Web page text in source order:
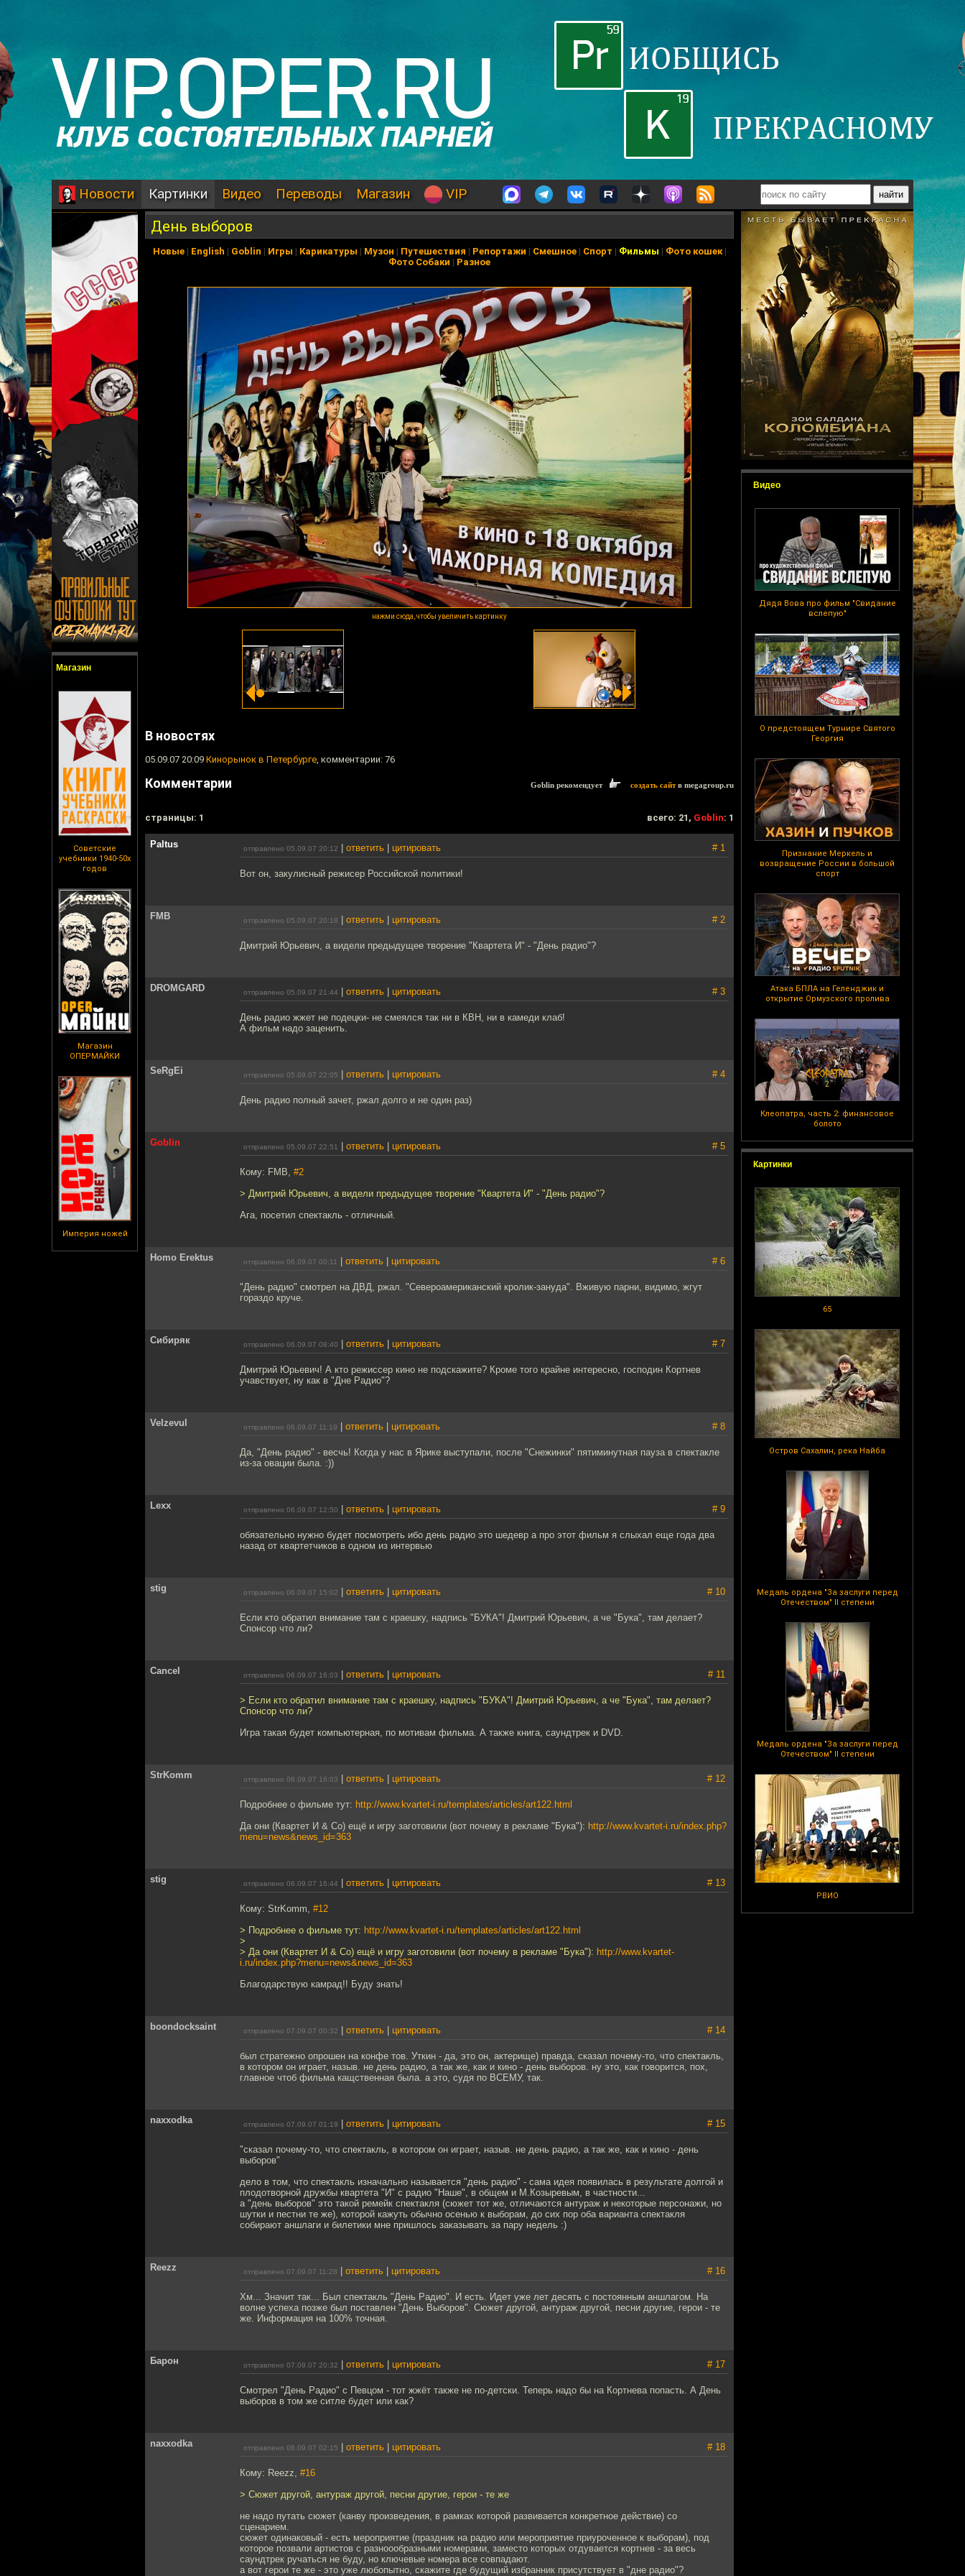
Новости Картинки Видео Переводы Магазин VIP
Магазин
Советские
учебники 1940-50х
годов
Магазин
ОПЕРМАЙКИ
Империя ножей
Видео
Дядя Вова про фильм "Свидание
вслепую"
О предстоящем Турнире Святого
Георгия
Признание Меркель и
возвращение России в большой
спорт
Атака БПЛА на Геленджик и
открытие Ормузского пролива
Клеопатра, часть 2: финансовое
болото
Картинки
65
Остров Сахалин, река Найба
Медаль ордена "За заслуги перед
Отечеством" II степени
Медаль ордена "За заслуги перед
Отечеством" II степени
РВИО
День выборов
Новые| English | Goblin | Игры | Карикатуры | Музон | Путешествия | Репортажи | Смешное| Спорт | Фильмы | Фото кошек|
Фото Собаки | Разное
нажми сюда, чтобы увеличить картинку
В новостях
05.09.07 20:09 Кинорынок в Петербурге, комментарии: 76
Комментарии Goblin рекомендует создать сайтв megagroup.ru
cтраницы: 1 всего: 21, Goblin: 1
Paltus отправлено 05.09.07 20:12 ответить цитировать # 1
Вот он, закулисный режисер Российской политики!
FMB отправлено 05.09.07 20:18 ответить цитировать # 2
Дмитрий Юрьевич, а видели предыдущее творение "Квартета И" - "День радио"?
DROMGARD отправлено 05.09.07 21:44 ответить цитировать # 3
День радио жжет не подецки- не смеялся так ни в КВН, ни в камеди клаб!
А фильм надо заценить.
SeRgEi отправлено 05.09.07 22:05 ответить цитировать # 4
День радио полный зачет, ржал долго и не один раз)
Goblin отправлено 05.09.07 22:51 ответить цитировать # 5
Кому: FMB, #2
> Дмитрий Юрьевич, а видели предыдущее творение "Квартета И" - "День радио"?
Ага, посетил спектакль - отличный.
Homo Erektus отправлено 06.09.07 00:11 ответить цитировать # 6
"День радио" смотрел на ДВД, ржал. "Североамериканский кролик-зануда". Вживую парни, видимо, жгут
гораздо круче.
Сибиряк отправлено 06.09.07 08:40 ответить цитировать # 7
Дмитрий Юрьевич! А кто режиссер кино не подскажите? Кроме того крайне интересно, господин Кортнев
учавствует, ну как в "Дне Радио"?
Velzevul отправлено 06.09.07 11:19 ответить цитировать # 8
Да, "День радио" - весчь! Когда у нас в Ярике выступали, после "Снежинки" пятиминутная пауза в спектакле
из-за овации была. :))
Lexx отправлено 06.09.07 12:50 ответить цитировать # 9
обязательно нужно будет посмотреть ибо день радио это шедевр а про этот фильм я слыхал еще года два
назад от квартетчиков в одном из интервью
stig отправлено 06.09.07 15:02 ответить цитировать # 10
Если кто обратил внимание там с краешку, надпись "БУКА"! Дмитрий Юрьевич, а че "Бука", там делает?
Спонсор что ли?
Cancel отправлено 06.09.07 16:03 ответить цитировать # 11
> Если кто обратил внимание там с краешку, надпись "БУКА"! Дмитрий Юрьевич, а че "Бука", там делает?
Спонсор что ли?
Игра такая будет компьютерная, по мотивам фильма. А также книга, саундтрек и DVD.
StrKomm отправлено 06.09.07 16:03 ответить цитировать # 12
Подробнее о фильме тут: http://www.kvartet-i.ru/templates/articles/art122.html
Да они (Квартет И & Co) ещё и игру заготовили (вот почему в рекламе "Бука"): http://www.kvartet-i.ru/index.php?
menu=news&news_id=363
stig отправлено 06.09.07 16:44 ответить цитировать # 13
Кому: StrKomm, #12
> Подробнее о фильме тут: http://www.kvartet-i.ru/templates/articles/art122.html
>
> Да они (Квартет И & Co) ещё и игру заготовили (вот почему в рекламе "Бука"): http://www.kvartet-
i.ru/index.php?menu=news&news_id=363
Благодарствую камрад!! Буду знать!
boondocksaint отправлено 07.09.07 00:32 ответить цитировать # 14
был стратежно опрошен на конфе тов. Уткин - да, это он, актерище) правда, сказал почему-то, что спектакль,
в котором он играет, назыв. не день радио, а так же, как и кино - день выборов. ну это, как говорится, пох,
главное чтоб фильма кащственная была. а это, судя по ВСЕМУ, так.
naxxodka отправлено 07.09.07 01:19 ответить цитировать # 15
"сказал почему-то, что спектакль, в котором он играет, назыв. не день радио, а так же, как и кино - день
выборов"
дело в том, что спектакль изначально называется "день радио" - сама идея появилась в результате долгой и
плодотворной дружбы квартета "И" с радио "Наше", в общем и М.Козыревым, в частности...
а "день выборов" это такой ремейк спектакля (сюжет тот же, отличаются антураж и некоторые персонажи, но
шутки и пестни те же), которой кажуть обычно осенью к выборам, до сих пор оба варианта спектакля
собирают аншлаги и билетики мне пришлось заказывать за пару недель :)
Reezz отправлено 07.09.07 11:28 ответить цитировать # 16
Хм... Значит так... Был спектакль "День Радио". И есть. Идет уже лет десять с постоянным аншлагом. На
волне успеха позже был поставлен "День Выборов". Сюжет другой, антураж другой, песни другие, герои - те
же. Информация на 100% точная.
Барон отправлено 07.09.07 20:32 ответить цитировать # 17
Смотрел "День Радио" с Певцом - тот жжёт также не по-детски. Теперь надо бы на Кортнева попасть. А День
выборов в том же ситле будет или как?
naxxodka отправлено 08.09.07 02:15 ответить цитировать # 18
Кому: Reezz, #16
> Сюжет другой, антураж другой, песни другие, герои - те же
не надо путать сюжет (канву произведения, в рамках которой развивается конкретное действие) со
сценарием.
сюжет одинаковый - есть мероприятие (праздник на радио или мероприятие приуроченное к выборам), под
которое позвали артистов с разноообразными номерами, заместо которых отдувается кортнев - за весь
саундтрек ручаться не буду, но ключевые номера все совпадают.
а вот герои те же - это уже любопытно, скажите где будущий избранник присутствует в "дне радио"?